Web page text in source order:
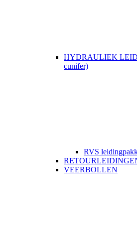
HYDRAULIEK
cunifer)
RVS
VEERBOLLEN